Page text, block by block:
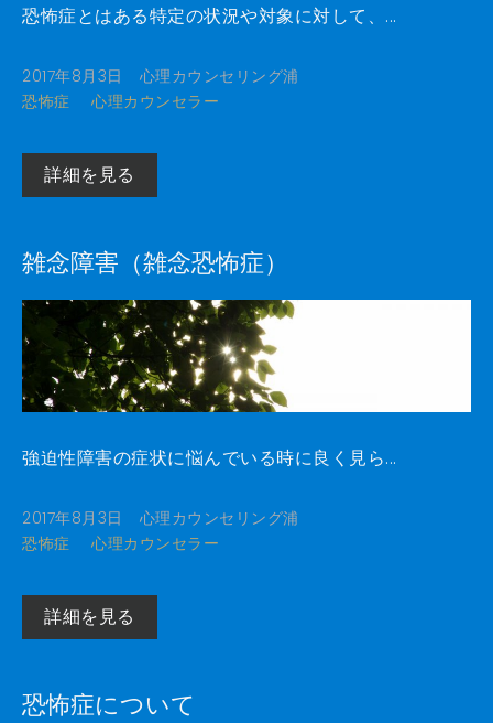
恐怖症とはある特定の状況や対象に対して、...
2017年8月3日
心理カウンセリング浦
恐怖症
心理カウンセラー
詳細を見る
雑念障害（雑念恐怖症）
強迫性障害の症状に悩んでいる時に良く見ら...
2017年8月3日
心理カウンセリング浦
恐怖症
心理カウンセラー
詳細を見る
恐怖症について